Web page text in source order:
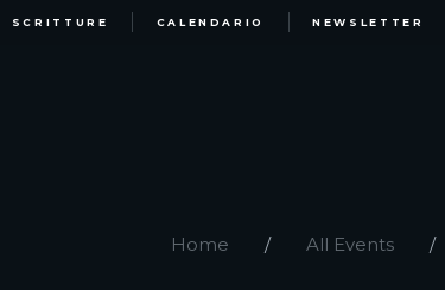
SCRITTURE CALENDARIO NEWSLETTER
Home All Events